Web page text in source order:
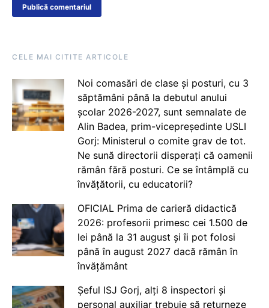
CELE MAI CITITE ARTICOLE
Noi comasări de clase și posturi, cu 3
săptămâni până la debutul anului
școlar 2026-2027, sunt semnalate de
Alin Badea, prim-vicepreședinte USLI
Gorj: Ministerul o comite grav de tot.
Ne sună directorii disperați că oamenii
rămân fără posturi. Ce se întâmplă cu
învățătorii, cu educatorii?
OFICIAL Prima de carieră didactică
2026: profesorii primesc cei 1.500 de
lei până la 31 august și îi pot folosi
până în august 2027 dacă rămân în
învățământ
Șeful ISJ Gorj, alți 8 inspectori și
personal auxiliar trebuie să returneze